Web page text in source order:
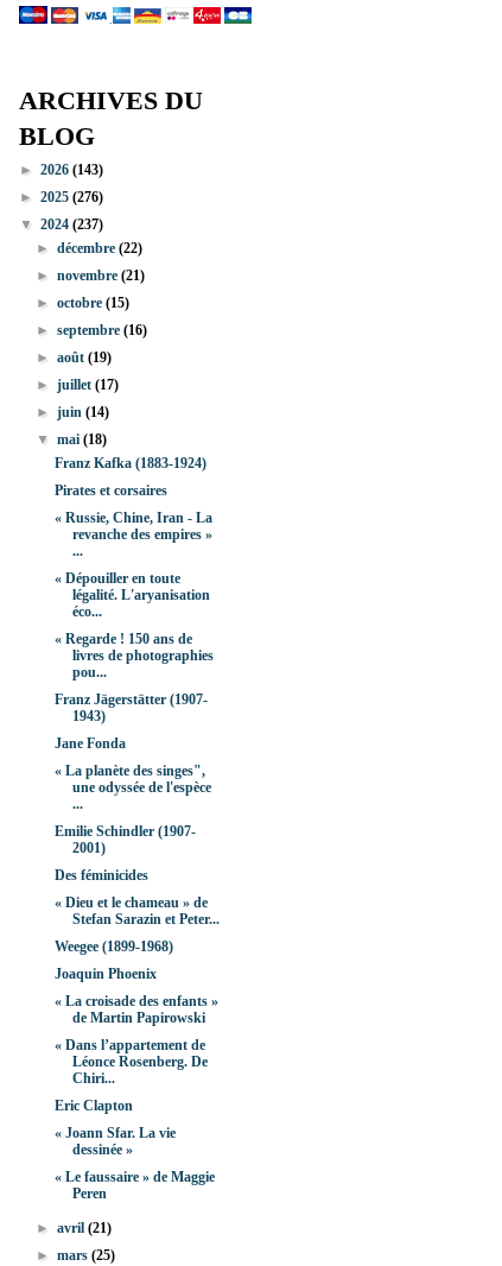
ARCHIVES DU
BLOG
► 2026 (143)
► 2025 (276)
▼ 2024 (237)
►décembre(22)
►novembre(21)
►octobre(15)
►septembre(16)
►août(19)
►juillet(17)
►juin(14)
▼mai(18)
Franz Kafka (1883-1924)
Pirates et corsaires
« Russie, Chine, Iran - La
revanche des empires »
...
« Dépouiller en toute
légalité. L'aryanisation
éco...
« Regarde ! 150 ans de
livres de photographies
pou...
Franz Jägerstätter (1907-
1943)
Jane Fonda
« La planète des singes",
une odyssée de l'espèce
...
Emilie Schindler (1907-
2001)
Des féminicides
« Dieu et le chameau » de
Stefan Sarazin et Peter...
Weegee (1899-1968)
Joaquin Phoenix
« La croisade des enfants »
de Martin Papirowski
« Dans l’appartement de
Léonce Rosenberg. De
Chiri...
Eric Clapton
« Joann Sfar. La vie
dessinée »
« Le faussaire » de Maggie
Peren
►avril(21)
►mars(25)